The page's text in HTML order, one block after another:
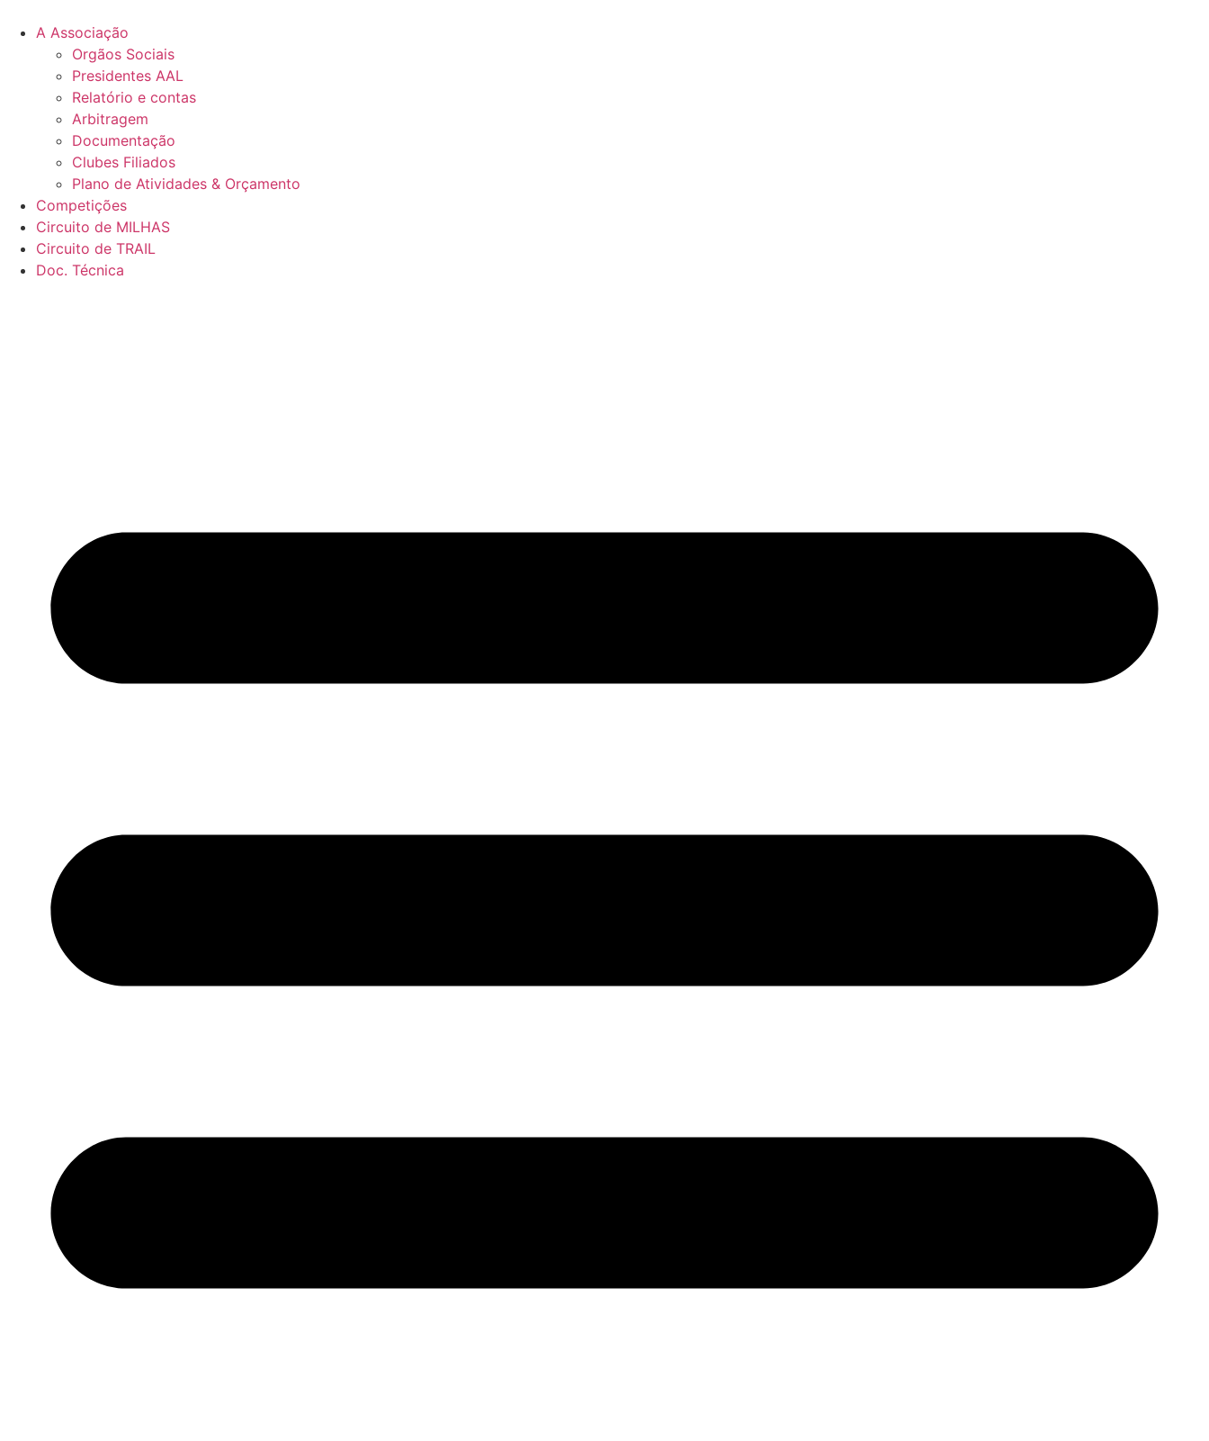
para
conteúdo
A Associação
Orgãos Sociais
Presidentes AAL
Relatório e contas
Arbitragem
Documentação
Clubes Filiados
Plano de Atividades & Orçamento
Competições
Circuito de MILHAS
Circuito de TRAIL
Doc. Técnica